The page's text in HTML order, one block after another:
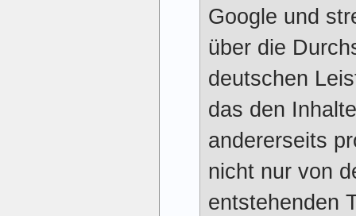
Google und
über die
deutschen
das den
andererseits
nicht nur von
entstehenden